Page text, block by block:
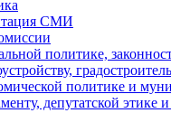
СМИ
политике,
политике и
депутатской